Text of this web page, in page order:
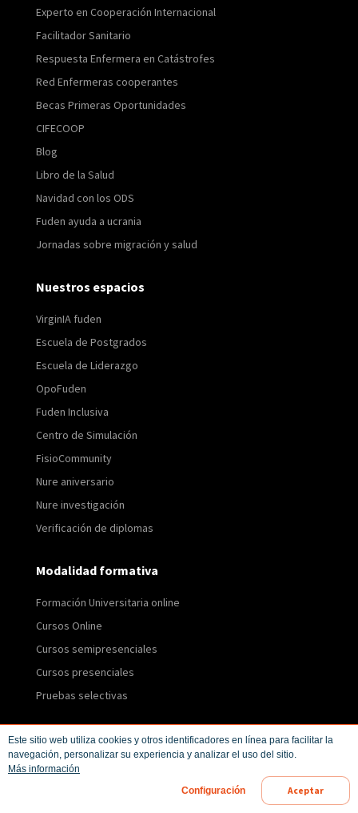
Este sitio web utiliza cookies y otros identificadores en línea para facilitar la
navegación, personalizar su experiencia y analizar el uso del sitio.
Más información
Configuración Aceptar
Experto en Cooperación Internacional
Facilitador Sanitario
Respuesta Enfermera en Catástrofes
Red Enfermeras cooperantes
Becas Primeras Oportunidades
CIFECOOP
Blog
Libro de la Salud
Navidad con los ODS
Fuden ayuda a ucrania
Jornadas sobre migración y salud
Nuestros espacios
VirginIA fuden
Escuela de Postgrados
Escuela de Liderazgo
OpoFuden
Fuden Inclusiva
Centro de Simulación
FisioCommunity
Nure aniversario
Nure investigación
Verificación de diplomas
Modalidad formativa
Formación Universitaria online
Cursos Online
Cursos semipresenciales
Cursos presenciales
Pruebas selectivas
Publicaciones
Mapas y resúmenes